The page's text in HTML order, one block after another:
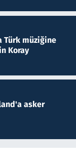
Türk müziğine
Koray
asker